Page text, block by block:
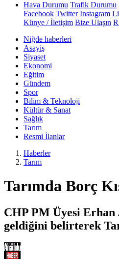
Hava Durumu Trafik Durumu
Facebook Twitter Instagram
Künye / İletişim Bize Ulaşın
Niğde haberleri
Asayiş
Siyaset
Ekonomi
Eğitim
Gündem
Spor
Bilim & Teknoloji
Kültür & Sanat
Sağlık
Tarım
Resmi İlanlar
Haberler
Tarım
Tarımda Borç
CHP PM Üyesi
geldiğini belirterek